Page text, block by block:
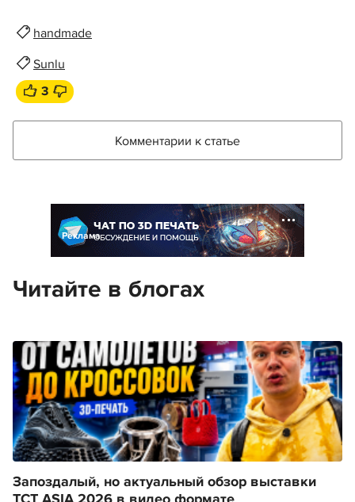
handmade
Sunlu
3
Комментарии к статье
Реклама
Читайте в блогах
Запоздалый, но актуальный обзор выставки